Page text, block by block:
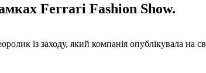
Ferrari Fashion Show.
із заходу, який компанія опублікувала на